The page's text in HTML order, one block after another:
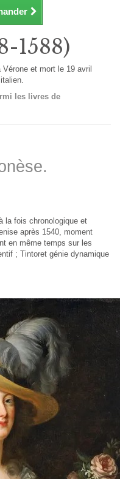
1588)
et mort le 19 avril
les livres de
la fois chronologique et
après 1540, moment
en même temps sur les
; Tintoret génie dynamique